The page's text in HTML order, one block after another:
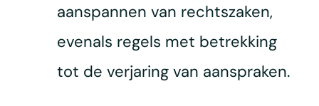
aanspannen van rechtszaken,
evenals regels met betrekking
tot de verjaring van aanspraken.